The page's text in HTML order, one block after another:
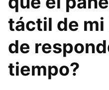
táctil de mi
de
tiempo?